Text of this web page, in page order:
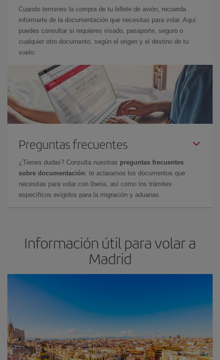
Cuando termines la compra de tu billete de avión, recuerda
informarte de la documentación que necesitas para volar. Aquí
puedes consultar si requieres visado, pasaporte, seguro o
cualquier otro documento, según el origen y el destino de tu
vuelo.
Preguntas frecuentes
¿Tienes dudas? Consulta nuestras preguntas frecuentes
sobre documentación: te aclaramos los documentos que
necesitas para volar con Iberia, así como los trámites
específicos exigidos para la migración y aduanas.
Información útil para volar a
Madrid